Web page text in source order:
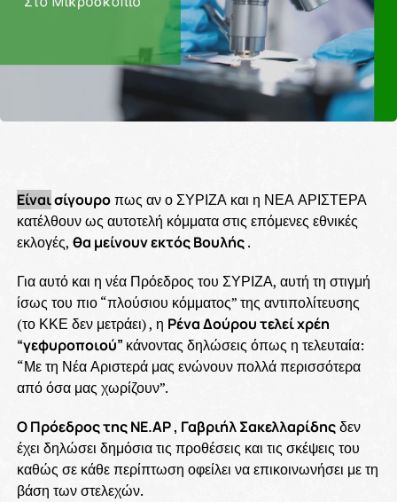
Είναισίγουροπως αν ο ΣΥΡΙΖΑ και η ΝΕΑ ΑΡΙΣΤΕΡΑ
κατέλθουν ως αυτοτελή κόμματα στις επόμενες εθνικές
εκλογές, θα μείνουν εκτός Βουλής.
Για αυτό και η νέα Πρόεδρος του ΣΥΡΙΖΑ, αυτή τη στιγμή
ίσως του πιο “πλούσιου κόμματος” της αντιπολίτευσης
(το ΚΚΕ δεν μετράει) , η Ρένα Δούρου τελεί χρέη
“γεφυροποιού” κάνοντας δηλώσεις όπως η τελευταία:
“Με τη Νέα Αριστερά μας ενώνουν πολλά περισσότερα
από όσα μας χωρίζουν”.
Ο Πρόεδρος της ΝΕ.ΑΡ , Γαβριήλ Σακελλαρίδηςδεν
έχει δηλώσει δημόσια τις προθέσεις και τις σκέψεις του
καθώς σε κάθε περίπτωση οφείλει να επικοινωνήσει με τη
βάση των στελεχών.